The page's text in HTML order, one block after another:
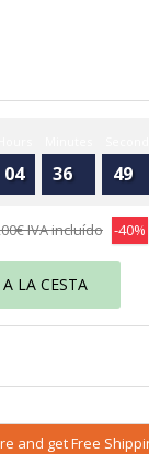
04 36 48
IVA incluído -40%
LA CESTA
and get Free